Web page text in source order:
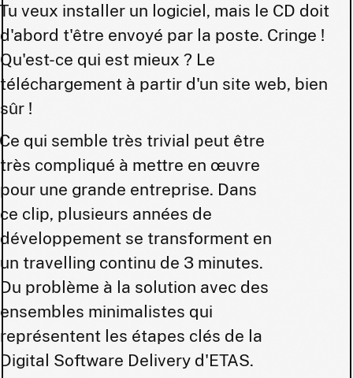
veux installer un logiciel, mais le CD doit
d'abord t'être envoyé par la poste. Cringe !
Qu'est-ce qui est mieux ? Le
téléchargement à partir d'un site web, bien
sûr !
qui semble très trivial peut être
très compliqué à mettre en œuvre
pour une grande entreprise. Dans
ce clip, plusieurs années de
développement se transforment en
un travelling continu de 3 minutes.
Du problème à la solution avec des
ensembles minimalistes qui
représentent les étapes clés de la
Digital Software Delivery d'ETAS.